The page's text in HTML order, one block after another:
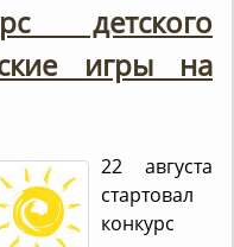
детского
игры на
22 августа
стартовал
конкурс